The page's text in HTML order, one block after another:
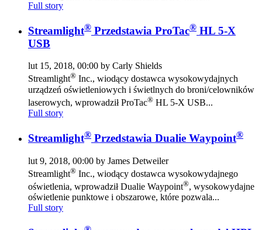
Full story
Streamlight® Przedstawia ProTac® HL 5-X
USB
lut 15, 2018, 00:00 by Carly Shields
Streamlight® Inc., wiodący dostawca wysokowydajnych
urządzeń oświetleniowych i świetlnych do broni/celowników
laserowych, wprowadził ProTac® HL 5-X USB...
Full story
Streamlight® Przedstawia Dualie Waypoint®
lut 9, 2018, 00:00 by James Detweiler
Streamlight® Inc., wiodący dostawca wysokowydajnego
oświetlenia, wprowadził Dualie Waypoint®, wysokowydajne
oświetlenie punktowe i obszarowe, które pozwala...
Full story